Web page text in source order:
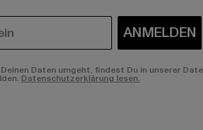
ANMELDEN
Daten umgeht, findest Du in unserer
Datenschutzerklärung lesen.